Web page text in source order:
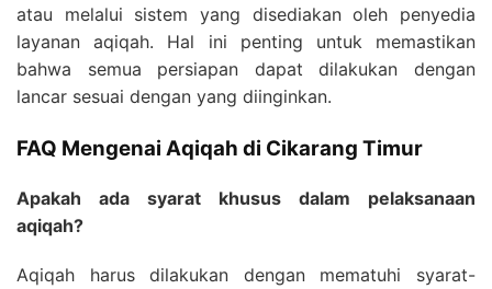
atau melalui sistem yang disediakan oleh penyedia
layanan aqiqah. Hal ini penting untuk memastikan
bahwa semua persiapan dapat dilakukan dengan
lancar sesuai dengan yang diinginkan.
FAQ Mengenai Aqiqah di Cikarang Timur
Apakah ada syarat khusus dalam pelaksanaan
aqiqah?
Aqiqah harus dilakukan dengan mematuhi syarat-